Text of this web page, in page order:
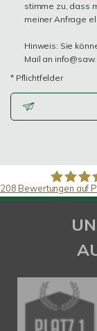
stimme zu, dass
meiner Anfrage
Hinweis: Sie
Mail an
* Pflichtfelder
SAW
208 Bewertungen auf